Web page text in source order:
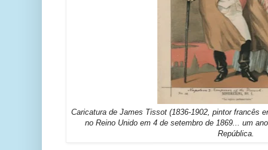
Caricatura de James Tissot (1836-1902, pintor francês
no Reino Unido em 4 de setembro de 1869... um
República.